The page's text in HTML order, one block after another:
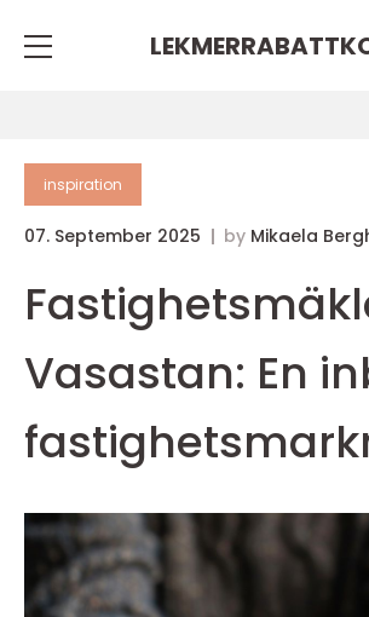
inspiration
07. September 2025 by Mikaela
Vasastan: En